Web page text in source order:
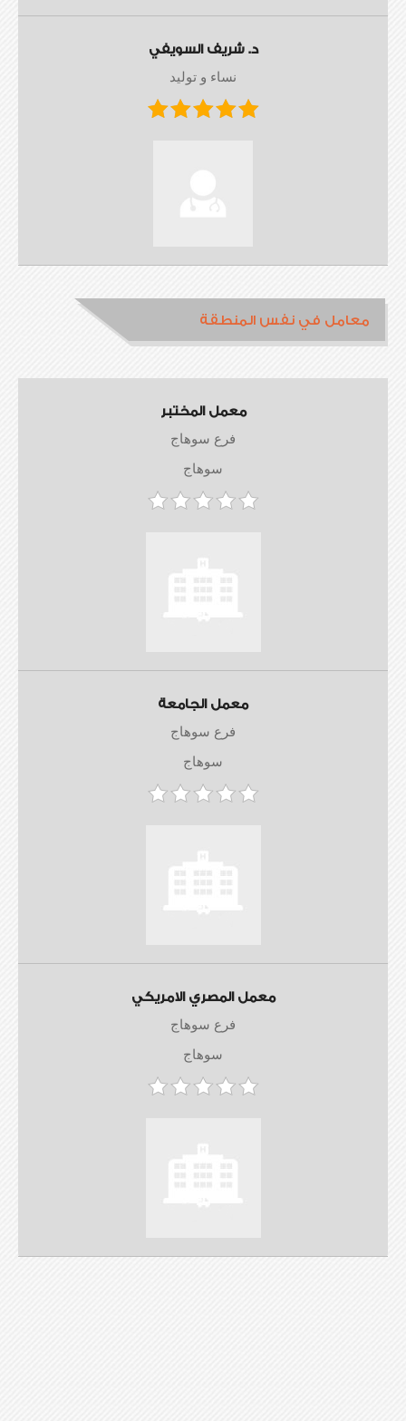
د. شريف السويفي
نساء و توليد
معامل في نفس المنطقة
معمل المختبر
فرع سوهاج
سوهاج
معمل الجامعة
فرع سوهاج
سوهاج
معمل المصري الامريكي
فرع سوهاج
سوهاج